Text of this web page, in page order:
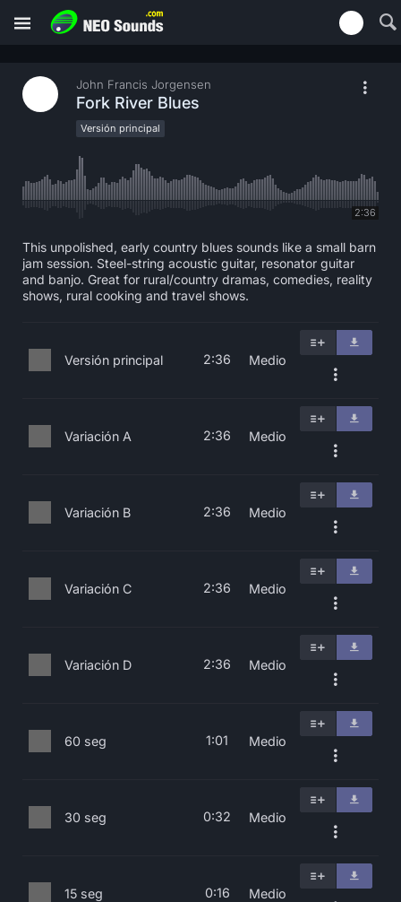
John Francis Jorgensen
Fork River Blues
Versión principal
2:36
This unpolished, early country blues sounds like a small barn
jam session. Steel-string acoustic guitar, resonator guitar
and banjo. Great for rural/country dramas, comedies, reality
shows, rural cooking and travel shows.
Versión principal 2:36 Medio
Variación A 2:36 Medio
Variación B 2:36 Medio
Variación C 2:36 Medio
Variación D 2:36 Medio
60 seg 1:01 Medio
30 seg 0:32 Medio
15 seg 0:16 Medio